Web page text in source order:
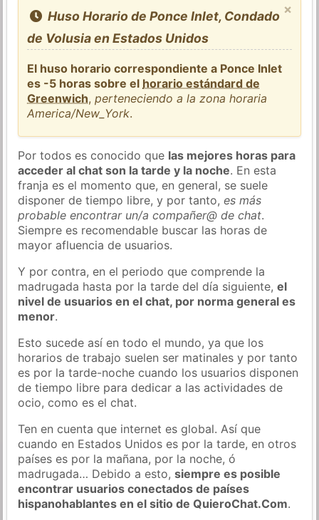
×
Huso Horario de Ponce Inlet, Condado
de Volusia en Estados Unidos
El huso horario correspondiente a Ponce Inlet
es -5 horas sobre el horario estándard de
Greenwich,perteneciendo a la zona horaria
America/New_York.
Por todos es conocido que las mejores horas para
acceder al chat son la tarde y la noche. En esta
franja es el momento que, en general, se suele
disponer de tiempo libre, y por tanto,es más
probable encontrar un/a compañer@ de chat.
Siempre es recomendable buscar las horas de
mayor afluencia de usuarios.
Y por contra, en el periodo que comprende la
madrugada hasta por la tarde del día siguiente,el
nivel de usuarios en el chat, por norma general es
menor.
Esto sucede así en todo el mundo, ya que los
horarios de trabajo suelen ser matinales y por tanto
es por la tarde-noche cuando los usuarios disponen
de tiempo libre para dedicar a las actividades de
ocio, como es el chat.
Ten en cuenta que internet es global. Así que
cuando en Estados Unidos es por la tarde, en otros
países es por la mañana, por la noche, ó
madrugada… Debido a esto,siempre es posible
encontrar usuarios conectados de países
hispanohablantes en el sitio de QuieroChat.Com.